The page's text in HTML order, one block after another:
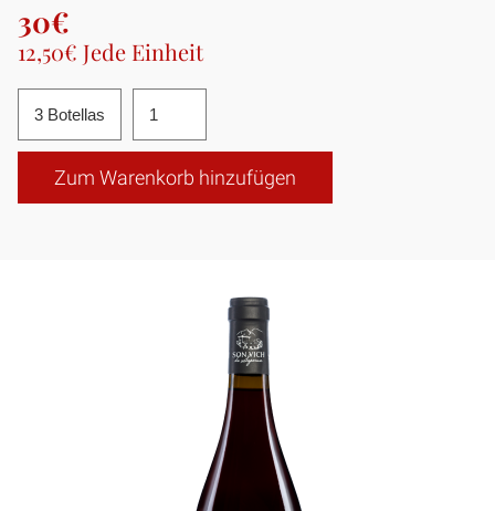
30€
12,50€ Jede Einheit
Zum Warenkorb hinzufügen